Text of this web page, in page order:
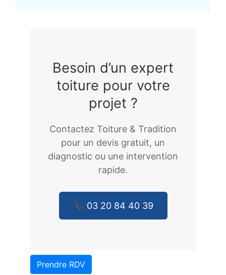
Besoin d’un expert
toiture pour votre
projet ?
Contactez Toiture & Tradition
pour un devis gratuit, un
diagnostic ou une intervention
rapide.
📞 03 20 84 40 39
Prendre RDV